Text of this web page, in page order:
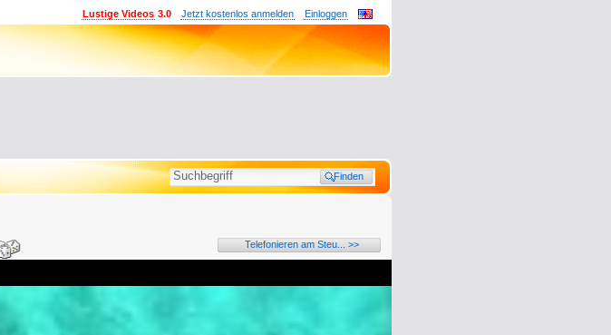
Einloggen
Jetzt kostenlos anmelden
Lustige Videos 3.0
Telefonieren am Steu... >>